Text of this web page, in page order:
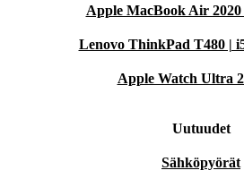
Apple MacBook Air
Lenovo ThinkPad T480 |
Apple Watch Ultra
Uutuudet
Sähköpyörät